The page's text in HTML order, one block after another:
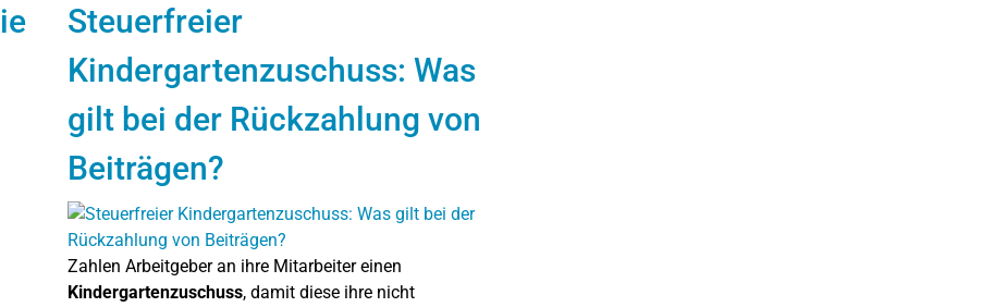
Steuerfreier
Kindergartenzuschuss: Was
gilt bei der Rückzahlung von
Beiträgen?
Zahlen Arbeitgeber an ihre Mitarbeiter einen
Kindergartenzuschuss, damit diese ihre nicht